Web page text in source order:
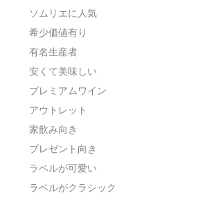
ソムリエに人気
希少価値有り
有名生産者
安くて美味しい
プレミアムワイン
アウトレット
家飲み向き
プレゼント向き
ラベルが可愛い
ラベルがクラシック